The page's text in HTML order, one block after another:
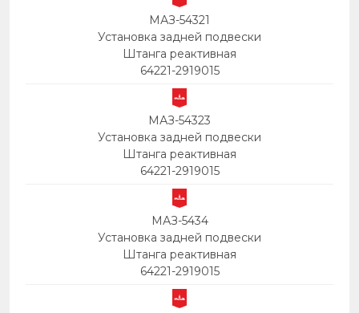
МАЗ-54321
Установка задней подвески
Штанга реактивная
64221-2919015
МАЗ-54323
Установка задней подвески
Штанга реактивная
64221-2919015
МАЗ-5434
Установка задней подвески
Штанга реактивная
64221-2919015